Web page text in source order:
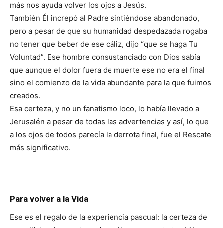
más nos ayuda volver los ojos a Jesús.
También Él increpó al Padre sintiéndose abandonado,
pero a pesar de que su humanidad despedazada rogaba
no tener que beber de ese cáliz, dijo “que se haga Tu
Voluntad”. Ese hombre consustanciado con Dios sabía
que aunque el dolor fuera de muerte ese no era el final
sino el comienzo de la vida abundante para la que fuimos
creados.
Esa certeza, y no un fanatismo loco, lo había llevado a
Jerusalén a pesar de todas las advertencias y así, lo que
a los ojos de todos parecía la derrota final, fue el Rescate
más significativo.
Para volver a la Vida
Ese es el regalo de la experiencia pascual: la certeza de